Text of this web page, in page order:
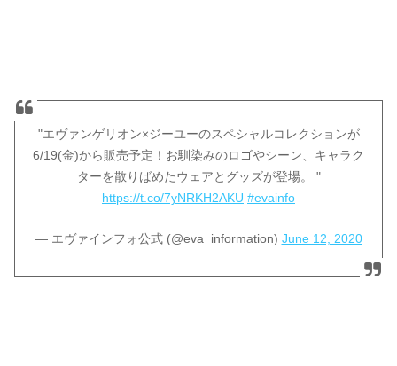
"エヴァンゲリオン×ジーユーのスペシャルコレクションが
6/19(金)から販売予定！お馴染みのロゴやシーン、キャラク
ターを散りばめたウェアとグッズが登場。 "
https://t.co/7yNRKH2AKU #evainfo
— エヴァインフォ公式 (@eva_information) June 12, 2020